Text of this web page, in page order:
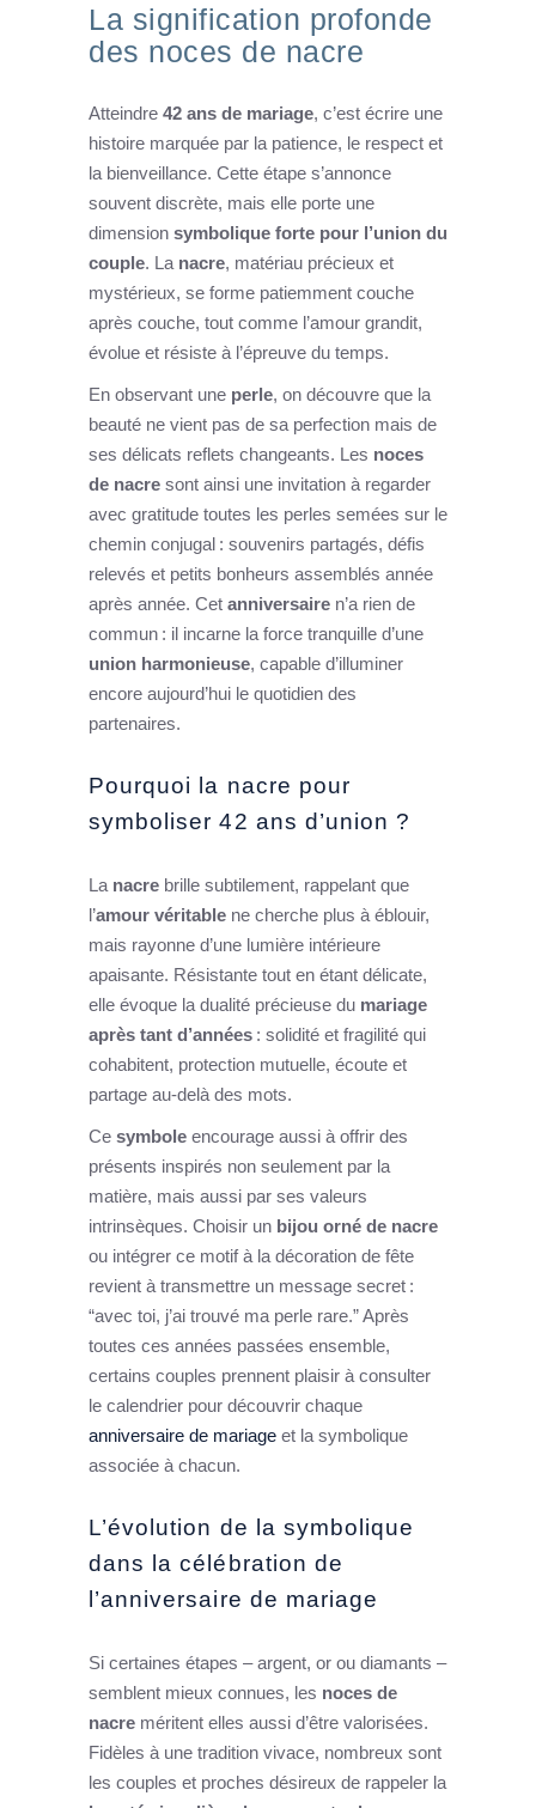
La signification profonde
des noces de nacre
Atteindre 42 ans de mariage, c’est écrire une
histoire marquée par la patience, le respect et
la bienveillance. Cette étape s’annonce
souvent discrète, mais elle porte une
dimension symbolique forte pour l’union du
couple. La nacre, matériau précieux et
mystérieux, se forme patiemment couche
après couche, tout comme l’amour grandit,
évolue et résiste à l’épreuve du temps.
En observant une perle, on découvre que la
beauté ne vient pas de sa perfection mais de
ses délicats reflets changeants. Les noces
de nacre sont ainsi une invitation à regarder
avec gratitude toutes les perles semées sur le
chemin conjugal : souvenirs partagés, défis
relevés et petits bonheurs assemblés année
après année. Cet anniversaire n’a rien de
commun : il incarne la force tranquille d’une
union harmonieuse, capable d’illuminer
encore aujourd’hui le quotidien des
partenaires.
Pourquoi la nacre pour
symboliser 42 ans d’union ?
La nacre brille subtilement, rappelant que
l’amour véritable ne cherche plus à éblouir,
mais rayonne d’une lumière intérieure
apaisante. Résistante tout en étant délicate,
elle évoque la dualité précieuse du mariage
après tant d’années : solidité et fragilité qui
cohabitent, protection mutuelle, écoute et
partage au-delà des mots.
Ce symbole encourage aussi à offrir des
présents inspirés non seulement par la
matière, mais aussi par ses valeurs
intrinsèques. Choisir un bijou orné de nacre
ou intégrer ce motif à la décoration de fête
revient à transmettre un message secret :
“avec toi, j’ai trouvé ma perle rare.” Après
toutes ces années passées ensemble,
certains couples prennent plaisir à consulter
le calendrier pour découvrir chaque
anniversaire de mariage et la symbolique
associée à chacun.
L’évolution de la symbolique
dans la célébration de
l’anniversaire de mariage
Si certaines étapes – argent, or ou diamants –
semblent mieux connues, les noces de
nacre méritent elles aussi d’être valorisées.
Fidèles à une tradition vivace, nombreux sont
les couples et proches désireux de rappeler la